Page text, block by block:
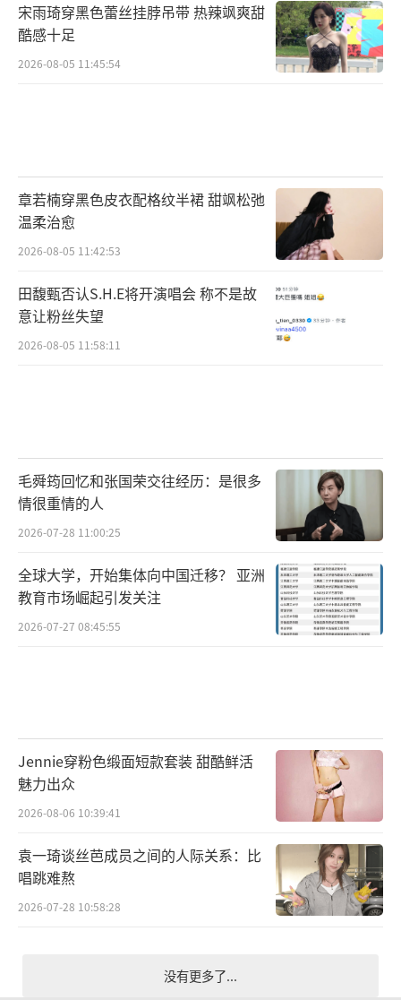
宋雨琦穿黑色蕾丝挂脖吊带 热辣飒爽甜
酷感十足
2026-08-05 11:45:54
章若楠穿黑色皮衣配格纹半裙 甜飒松弛
温柔治愈
2026-08-05 11:42:53
田馥甄否认S.H.E将开演唱会 称不是故
意让粉丝失望
2026-08-05 11:58:11
毛舜筠回忆和张国荣交往经历：是很多
情很重情的人
2026-07-28 11:00:25
全球大学，开始集体向中国迁移？ 亚洲
教育市场崛起引发关注
2026-07-27 08:45:55
Jennie穿粉色缎面短款套装 甜酷鲜活
魅力出众
2026-08-06 10:39:41
袁一琦谈丝芭成员之间的人际关系：比
唱跳难熬
2026-07-28 10:58:28
没有更多了...